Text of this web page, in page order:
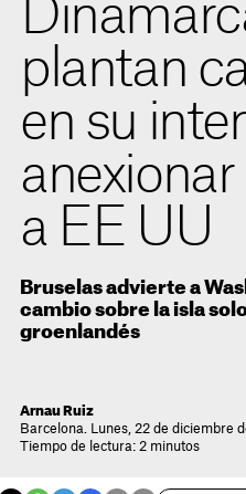
plantan
en su
a EE UU
Bruselas advierte a
cambio sobre la isla
groenlandés
Arnau Ruiz
Barcelona. Lunes, 22 de diciembre
Tiempo de lectura: 2 minutos